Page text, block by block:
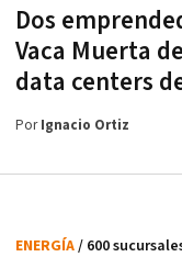
Dos
Vaca Muerta
data centers
PorIgnacio Ortiz
ENERGÍA/ 600